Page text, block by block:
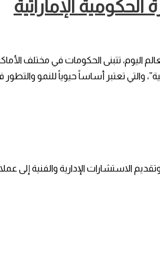
الحكومية الإماراتية
اليوم، تتبنى الحكومات في مختلف
والتي تعتبر أساساً حيوياً للنمو
الإدارية والفنية إلى